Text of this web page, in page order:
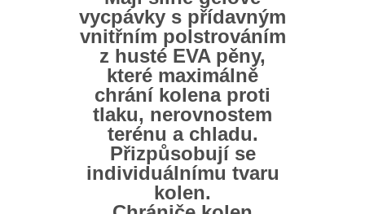
vycpávky s přídavným
vnitřním polstrováním
z husté EVA pěny,
které maximálně
chrání kolena proti
tlaku, nerovnostem
terénu a chladu.
Přizpůsobují se
individuálnímu tvaru
kolen.